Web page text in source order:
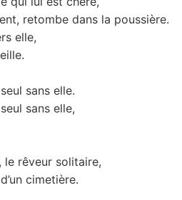
retombe dans la poussière.
elle,
sans elle.
sans elle,
le rêveur solitaire,
cimetière.